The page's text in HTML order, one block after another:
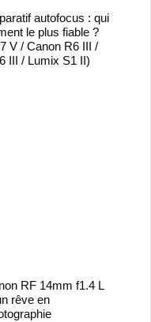
autofocus : qui
le plus fiable ?
V / Canon R6 III /
III / Lumix S1 II)
RF 14mm f1.4 L
rêve en